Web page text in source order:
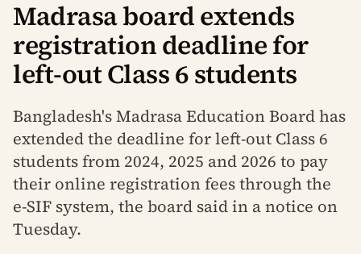
Madrasa board extends
registration deadline for
left-out Class 6 students
Bangladesh's Madrasa Education Board has
extended the deadline for left-out Class 6
students from 2024, 2025 and 2026 to pay
their online registration fees through the
e-SIF system, the board said in a notice on
Tuesday.